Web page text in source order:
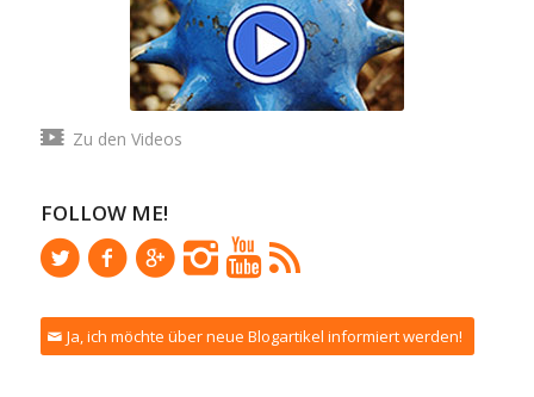
Zu den Videos
FOLLOW ME!
Ja, ich möchte über neue Blogartikel informiert werden!